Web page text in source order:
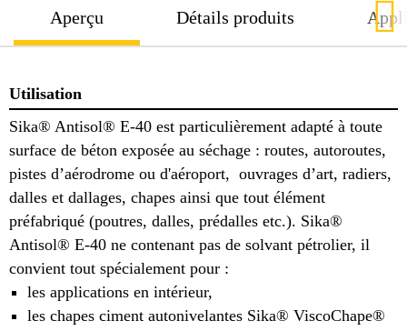
Aperçu Détails produits
Utilisation
Sika® Antisol® E-40 est particulièrement adapté à toute
surface de béton exposée au séchage : routes, autoroutes,
pistes d’aérodrome ou d'aéroport, ouvrages d’art, radiers,
dalles et dallages, chapes ainsi que tout élément
préfabriqué (poutres, dalles, prédalles etc.). Sika®
Antisol® E-40 ne contenant pas de solvant pétrolier, il
convient tout spécialement pour :
les applications en intérieur,
les chapes ciment autonivelantes Sika® ViscoChape®